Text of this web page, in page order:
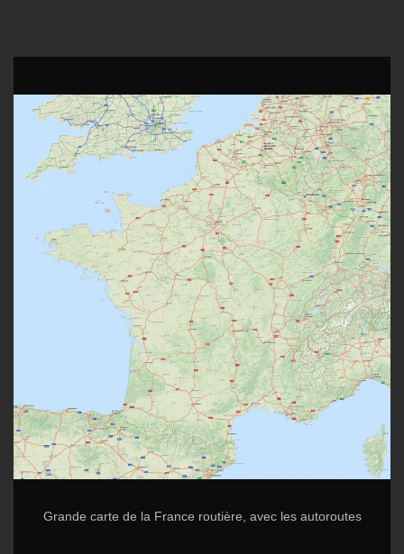
Grande carte de la France routière, avec les autoroutes